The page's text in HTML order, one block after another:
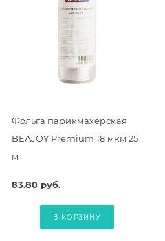
Фольга парикмахерская
BEAJOY Premium 18 мкм 25
м
83.80 руб.
В КОРЗИНУ